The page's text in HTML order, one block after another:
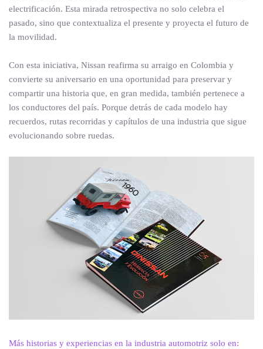
electrificación. Esta mirada retrospectiva no solo celebra el
pasado, sino que contextualiza el presente y proyecta el futuro de
la movilidad.
Con esta iniciativa, Nissan reafirma su arraigo en Colombia y
convierte su aniversario en una oportunidad para preservar y
compartir una historia que, en gran medida, también pertenece a
los conductores del país. Porque detrás de cada modelo hay
recuerdos, rutas recorridas y capítulos de una industria que sigue
evolucionando sobre ruedas.
Más historias y experiencias en la industria automotriz solo en: